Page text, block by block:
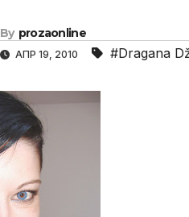
By prozaonline
АПР 19, 2010 #Dragana